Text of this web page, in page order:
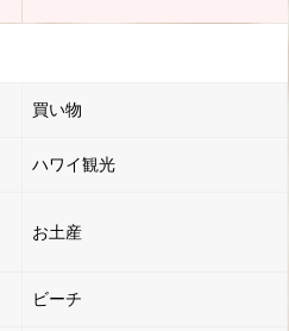
買い物
ハワイ観光
お土産
ビーチ